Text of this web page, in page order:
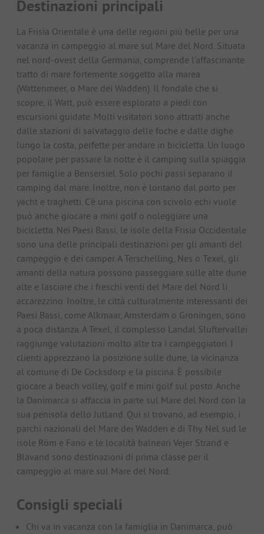
Destinazioni principali
La Frisia Orientale è una delle regioni più belle per una
vacanza in campeggio al mare sul Mare del Nord. Situata
nel nord-ovest della Germania, comprende l'affascinante
tratto di mare fortemente soggetto alla marea
(Wattenmeer, o Mare dei Wadden). Il fondale che si
scopre, il Watt, può essere esplorato a piedi con
escursioni guidate. Molti visitatori sono attratti anche
dalle stazioni di salvataggio delle foche e dalle dighe
lungo la costa, perfette per andare in bicicletta. Un luogo
popolare per passare la notte è il camping sulla spiaggia
per famiglie a Bensersiel. Solo pochi passi separano il
camping dal mare. Inoltre, non è lontano dal porto per
yacht e traghetti. C'è una piscina con scivolo echi vuole
può anche giocare a mini golf o noleggiare una
bicicletta. Nei Paesi Bassi, le isole della Frisia Occidentale
sono una delle principali destinazioni per gli amanti del
campeggio e dei camper. A Terschelling, Nes o Texel, gli
amanti della natura possono passeggiare sulle alte dune
alte e lasciare che i freschi venti del Mare del Nord li
accarezzino. Inoltre, le città culturalmente interessanti dei
Paesi Bassi, come Alkmaar, Amsterdam o Groningen, sono
a poca distanza. A Texel, il complesso Landal Sluftervallei
raggiunge valutazioni molto alte tra i campeggiatori. I
clienti apprezzano la posizione sulle dune, la vicinanza
al comune di De Cocksdorp e la piscina. È possibile
giocare a beach volley, golf e mini golf sul posto. Anche
la Danimarca si affaccia in parte sul Mare del Nord con la
sua penisola dello Jutland. Qui si trovano, ad esempio, i
parchi nazionali del Mare dei Wadden e di Thy. Nel sud le
isole Röm e Fanö e le località balneari Vejer Strand e
Blavand sono destinazioni di prima classe per il
campeggio al mare sul Mare del Nord.
Consigli speciali
Chi va in vacanza con la famiglia in Danimarca, può